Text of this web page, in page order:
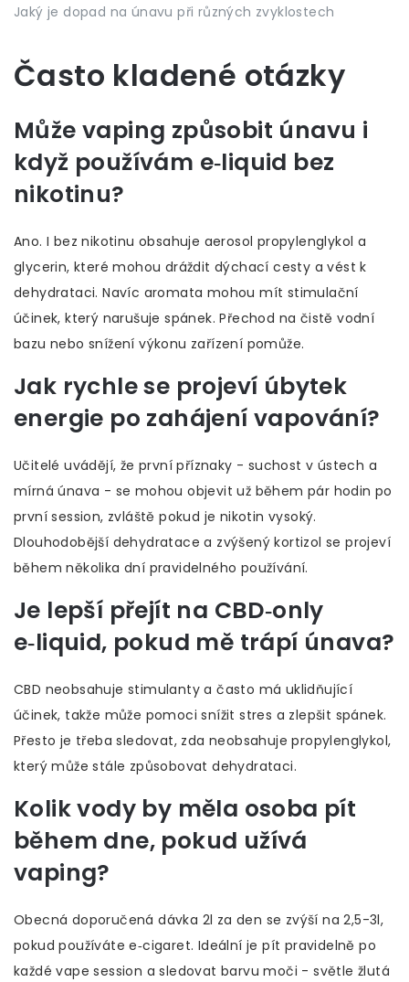
Jaký je dopad na únavu při různých zvyklostech
Často kladené otázky
Může vaping způsobit únavu i
když používám e‑liquid bez
nikotinu?
Ano. I bez nikotinu obsahuje aerosol propylenglykol a
glycerin, které mohou dráždit dýchací cesty a vést k
dehydrataci. Navíc aromata mohou mít stimulační
účinek, který narušuje spánek. Přechod na čistě vodní
bazu nebo snížení výkonu zařízení pomůže.
Jak rychle se projeví úbytek
energie po zahájení vapování?
Učitelé uvádějí, že první příznaky - suchost v ústech a
mírná únava - se mohou objevit už během pár hodin po
první session, zvláště pokud je nikotin vysoký.
Dlouhodobější dehydratace a zvýšený kortizol se projeví
během několika dní pravidelného používání.
Je lepší přejít na CBD‑only
e‑liquid, pokud mě trápí únava?
CBD neobsahuje stimulanty a často má uklidňující
účinek, takže může pomoci snížit stres a zlepšit spánek.
Přesto je třeba sledovat, zda neobsahuje propylenglykol,
který může stále způsobovat dehydrataci.
Kolik vody by měla osoba pít
během dne, pokud užívá
vaping?
Obecná doporučená dávka 2l za den se zvýší na 2,5-3l,
pokud používáte e‑cigaret. Ideální je pít pravidelně po
každé vape session a sledovat barvu moči - světle žlutá